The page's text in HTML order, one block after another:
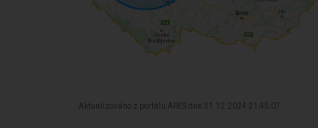
Aktualizováno z portálu ARES dne 31.12.2024 21:45:07